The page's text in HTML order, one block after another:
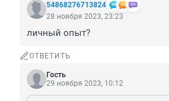
54868276713824
28 ноября 2023, 23:23
личный опыт?
ОТВЕТИТЬ
Гость
29 ноября 2023, 10:12